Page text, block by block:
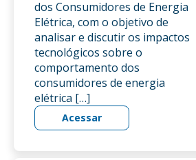
dos Consumidores de Energia
Elétrica, com o objetivo de
analisar e discutir os impactos
tecnológicos sobre o
comportamento dos
consumidores de energia
elétrica […]
Acessar